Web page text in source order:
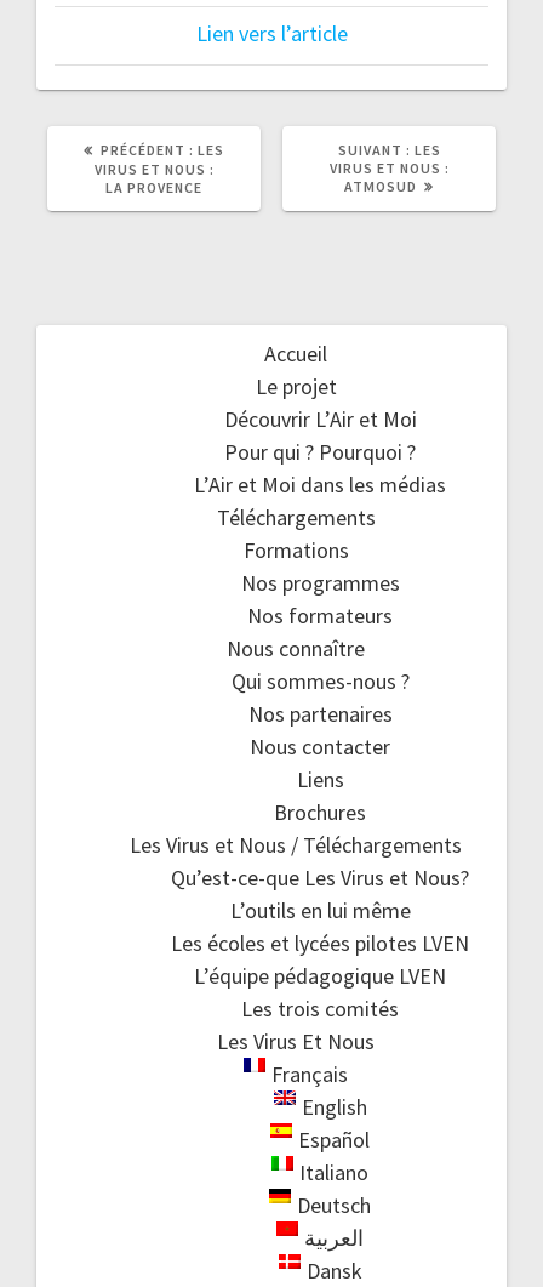
Lien vers l’article
PRÉCÉDENT : ARTICLE
PRÉCÉDENT
:
LES
VIRUS ET NOUS :
LA PROVENCE
SUIVANT : ARTICLE
SUIVANT
:
LES
VIRUS ET NOUS :
ATMOSUD
Accueil
Le projet
Découvrir L’Air et Moi
Pour qui ? Pourquoi ?
L’Air et Moi dans les médias
Téléchargements
Formations
Nos programmes
Nos formateurs
Nous connaître
Qui sommes-nous ?
Nos partenaires
Nous contacter
Liens
Brochures
Les Virus et Nous / Téléchargements
Qu’est-ce-que Les Virus et Nous?
L’outils en lui même
Les écoles et lycées pilotes LVEN
L’équipe pédagogique LVEN
Les trois comités
Les Virus Et Nous
Français
English
Español
Italiano
Deutsch
العربية
Dansk